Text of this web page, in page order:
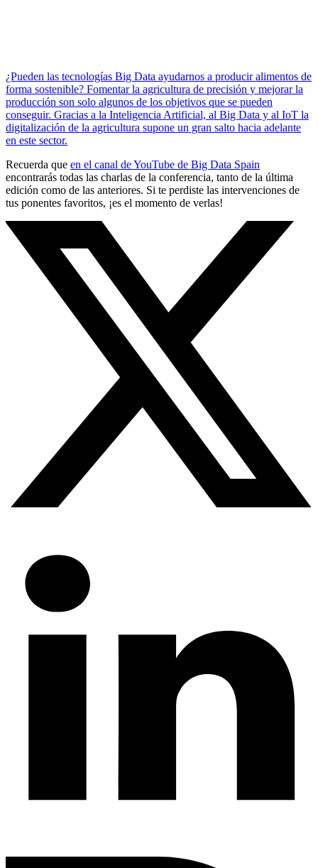
¿Pueden las tecnologías Big Data ayudarnos a producir alimentos de
forma sostenible? Fomentar la agricultura de precisión y mejorar la
producción son solo algunos de los objetivos que se pueden
conseguir. Gracias a la Inteligencia Artificial, al Big Data y al IoT la
digitalización de la agricultura supone un gran salto hacia adelante
en este sector.
Recuerda que en el canal de YouTube de Big Data Spain
encontrarás todas las charlas de la conferencia, tanto de la última
edición como de las anteriores. Si te perdiste las intervenciones de
tus ponentes favoritos, ¡es el momento de verlas!